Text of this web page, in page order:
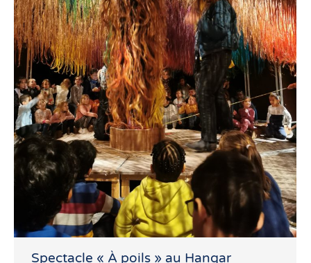
Spectacle « À poils » au Hangar